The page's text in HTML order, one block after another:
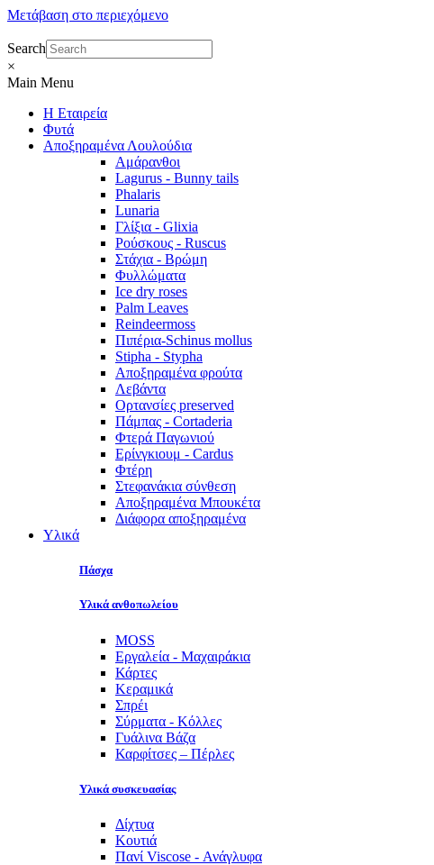
Μετάβαση στο περιεχόμενο
Search
×
Main Menu
Η Εταιρεία
Φυτά
Αποξηραμένα Λουλούδια
Αμάρανθοι
Lagurus - Bunny tails
Phalaris
Lunaria
Γλίξια - Glixia
Ρούσκους - Ruscus
Στάχια - Βρώμη
Φυλλώματα
Ice dry roses
Palm Leaves
Reindeermoss
Πιπέρια-Schinus mollus
Stipha - Stypha
Αποξηραμένα φρούτα
Λεβάντα
Ορτανσίες preserved
Πάμπας - Cortaderia
Φτερά Παγωνιού
Ερίνγκιουμ - Cardus
Φτέρη
Στεφανάκια σύνθεση
Αποξηραμένα Μπουκέτα
Διάφορα αποξηραμένα
Υλικά
Πάσχα
Υλικά ανθοπωλείου
MOSS
Εργαλεία - Μαχαιράκια
Κάρτες
Κεραμικά
Σπρέι
Σύρματα - Κόλλες
Γυάλινα Βάζα
Καρφίτσες – Πέρλες
Υλικά συσκευασίας
Δίχτυα
Κουτιά
Πανί Viscose - Ανάγλυφα